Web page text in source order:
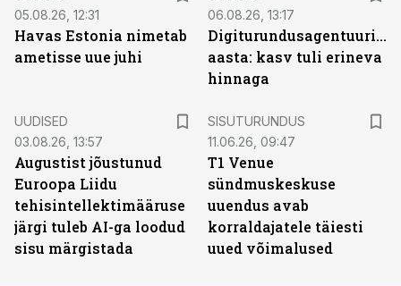
05.08.26, 12:31
Havas Estonia nimetab
ametisse uue juhi
06.08.26, 13:17
Digiturundusagentuuride
aasta: kasv tuli erineva
hinnaga
UUDISED
03.08.26, 13:57
Augustist jõustunud
Euroopa Liidu
tehisintellektimääruse
järgi tuleb AI-ga loodud
sisu märgistada
SISUTURUNDUS
11.06.26, 09:47
T1 Venue
sündmuskeskuse
uuendus avab
korraldajatele täiesti
uued võimalused